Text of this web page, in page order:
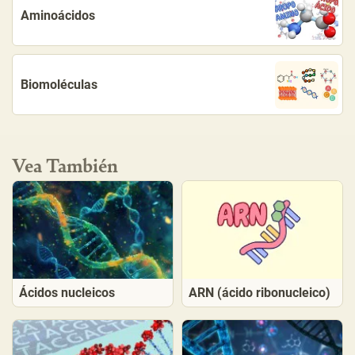
Aminoácidos
Biomoléculas
Vea También
Ácidos nucleicos ARN (ácido ribonucleico)